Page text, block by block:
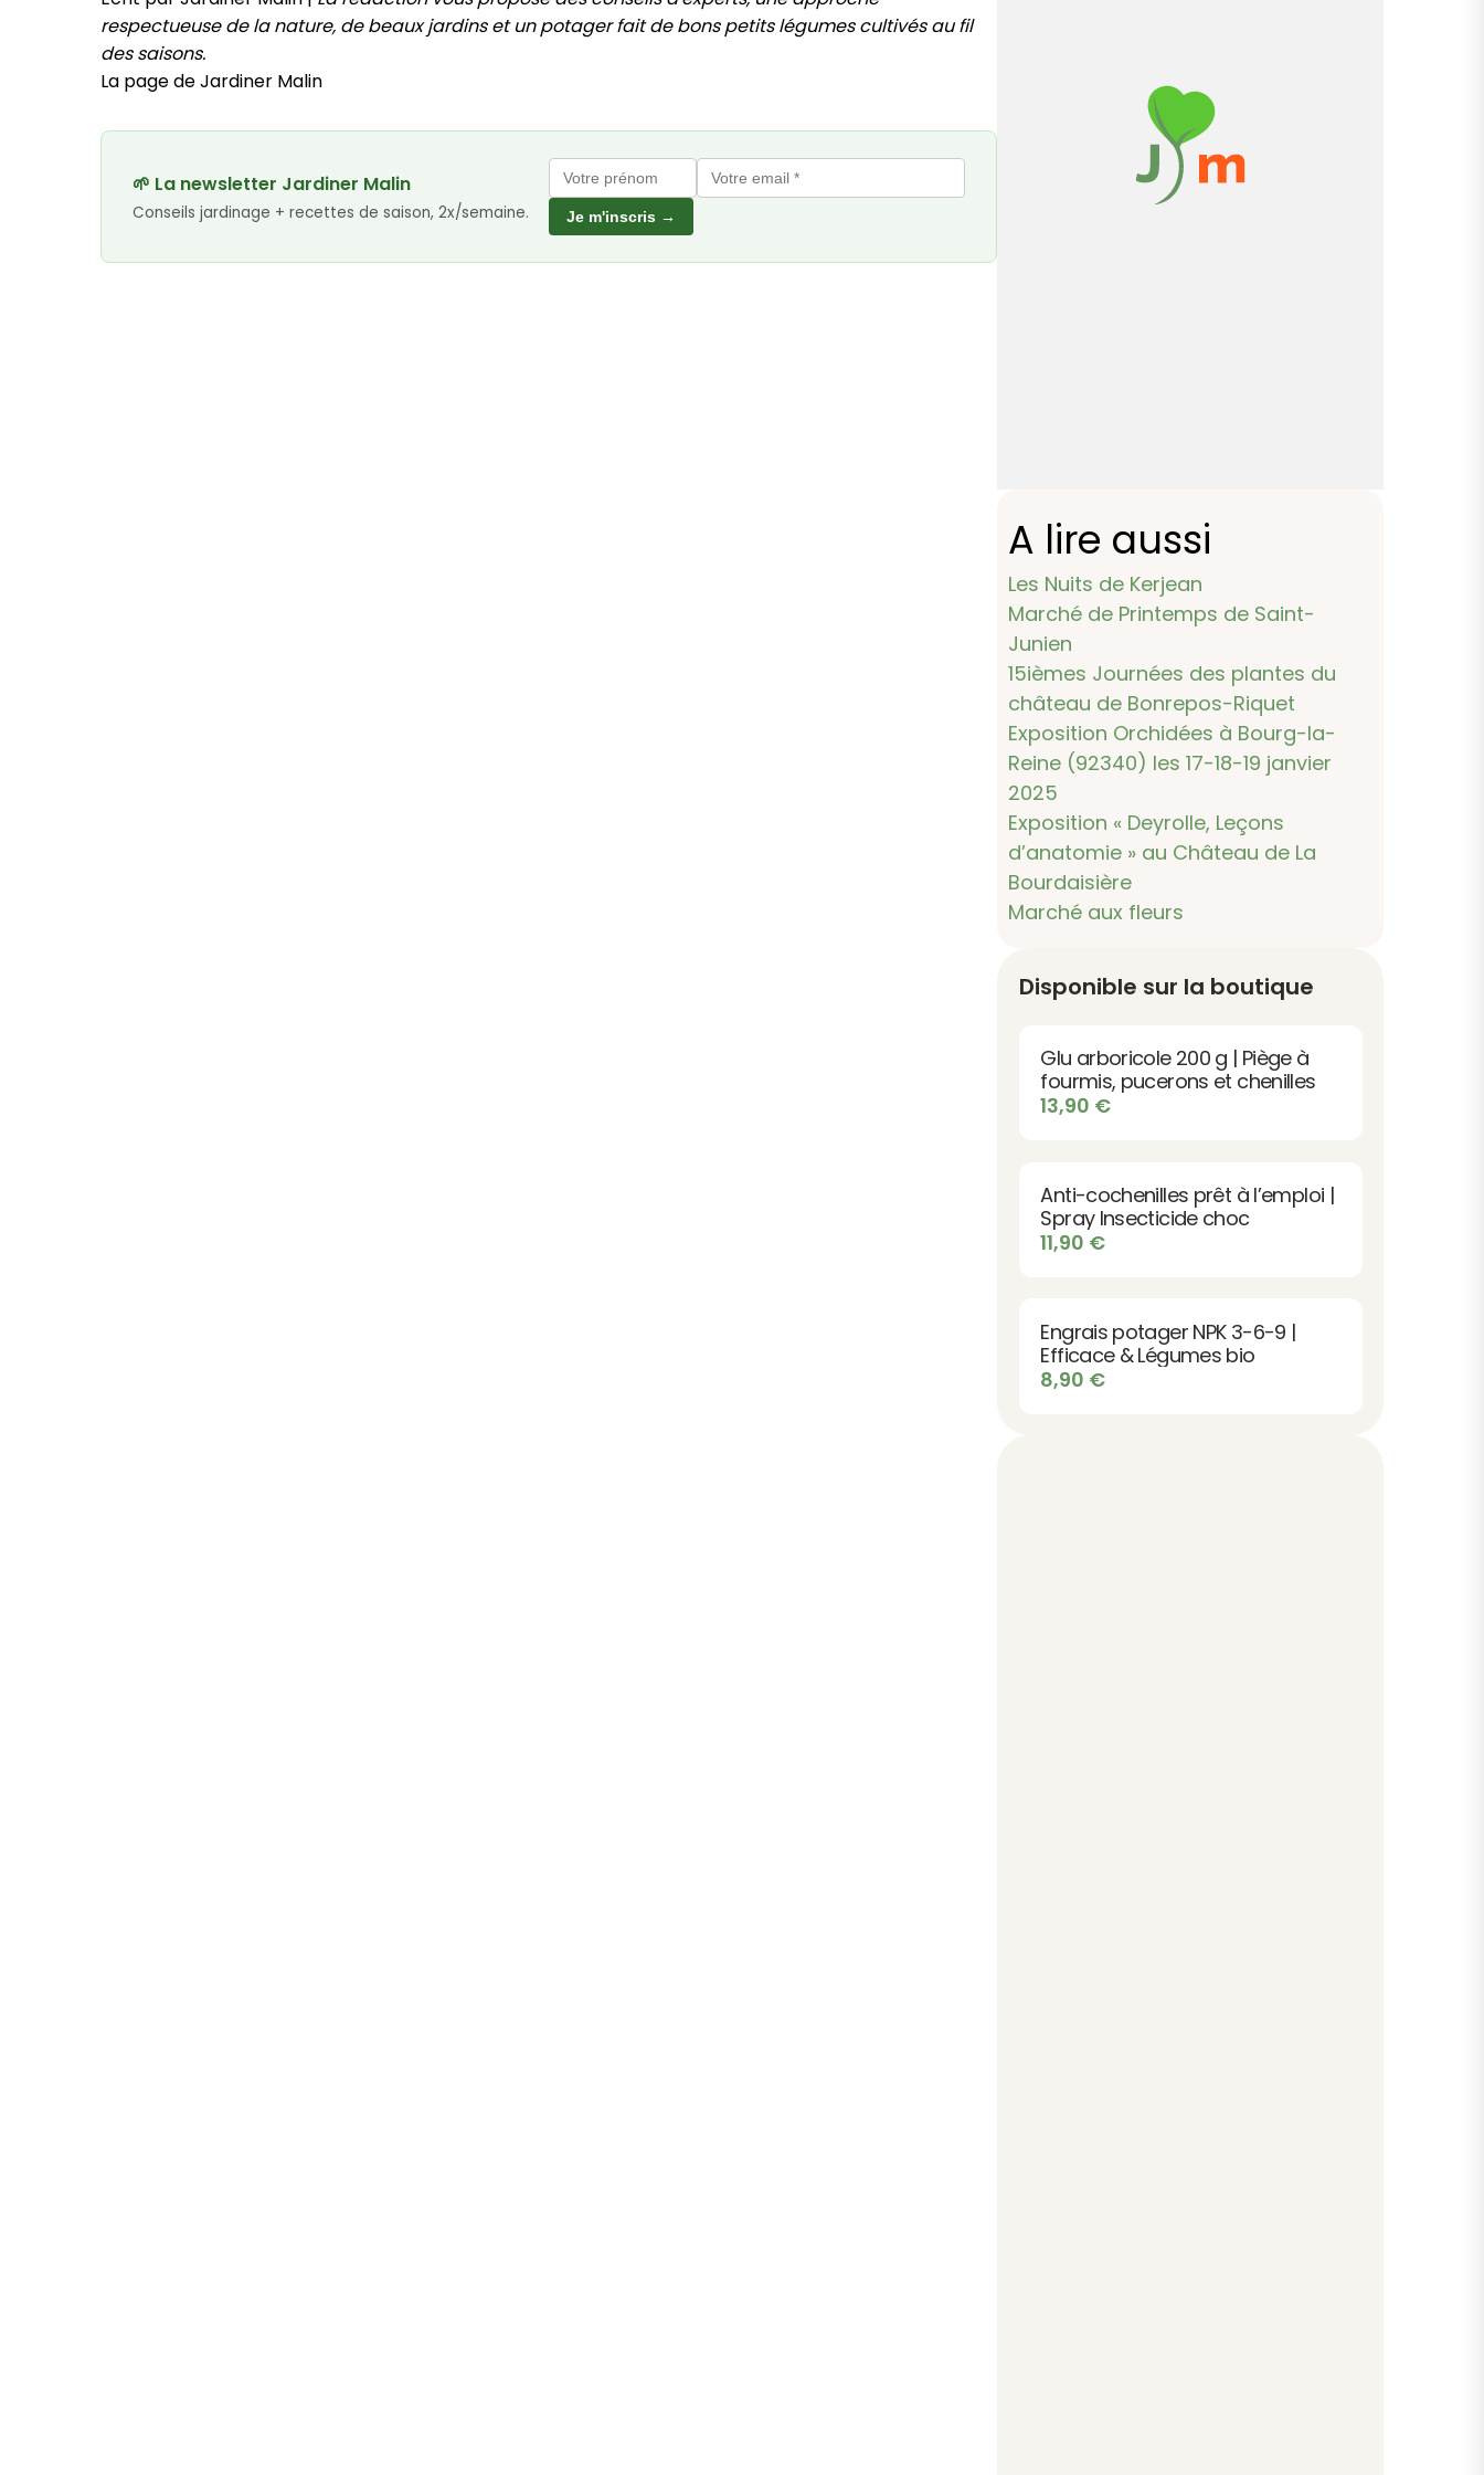
respectueuse de la nature, de beaux jardins et un potager fait de bons petits légumes cultivés au fil
des saisons.
La page de Jardiner Malin
🌱 La newsletter Jardiner Malin
Conseils jardinage + recettes de saison, 2x/semaine. Je m'inscris →
A lire aussi
Les Nuits de Kerjean
Marché de Printemps de Saint-
Junien
15ièmes Journées des plantes du
château de Bonrepos-Riquet
Exposition Orchidées à Bourg-la-
Reine (92340) les 17-18-19 janvier
2025
Exposition « Deyrolle, Leçons
d’anatomie » au Château de La
Bourdaisière
Marché aux fleurs
Disponible sur la boutique
Glu arboricole 200 g | Piège à
fourmis, pucerons et chenilles
13,90 €
Anti-cochenilles prêt à l’emploi |
Spray Insecticide choc
11,90 €
Engrais potager NPK 3-6-9 |
Efficace & Légumes bio
8,90 €